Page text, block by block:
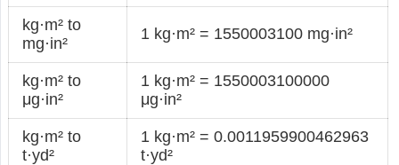
kg·m² to
mg·in²
1 kg·m² = 1550003100 mg·in²
kg·m² to
μg·in²
1 kg·m² = 1550003100000
μg·in²
kg·m² to
t·yd²
1 kg·m² = 0.0011959900462963
t·yd²